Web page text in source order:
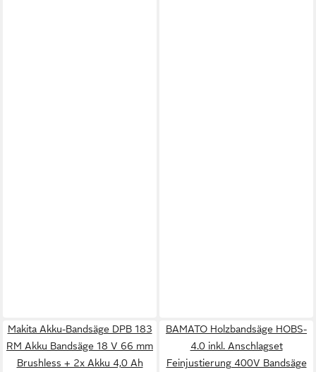
Makita Akku-Bandsäge DPB 183
RM Akku Bandsäge 18 V 66 mm
Brushless + 2x Akku 4,0 Ah
BAMATO Holzbandsäge HOBS-
4.0 inkl. Anschlagset
Feinjustierung 400V Bandsäge